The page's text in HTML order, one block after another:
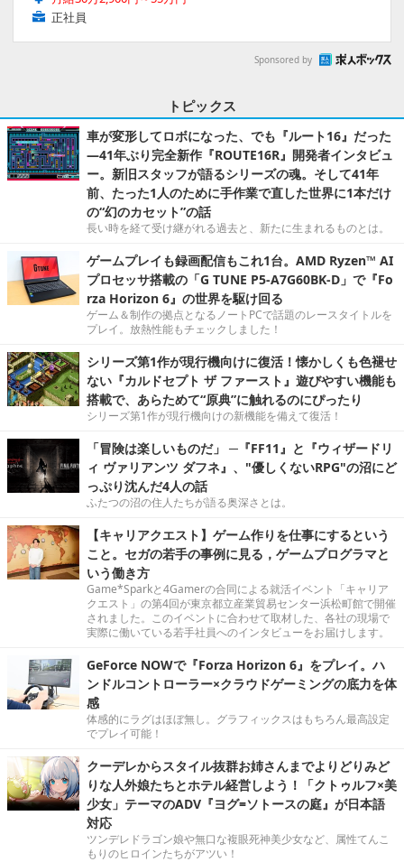
正社員
Sponsored by
トピックス
車が変形してロボになった、でも『ルート16』だった
―41年ぶり完全新作『ROUTE16R』開発者インタビュ
ー。新旧スタッフが語るシリーズの魂。そして41年
前、たった1人のために手作業で直した世界に1本だけ
の“幻のカセット”の話
長い時を経て受け継がれる過去と、新たに生まれるものとは。
ゲームプレイも録画配信もこれ1台。AMD Ryzen™ AI
プロセッサ搭載の「G TUNE P5-A7G60BK-D」で『Fo
rza Horizon 6』の世界を駆け回る
ゲーム＆制作の拠点となるノートPCで話題のレースタイトルを
プレイ。放熱性能もチェックしました！
シリーズ第1作が現行機向けに復活！懐かしくも色褪せ
ない『カルドセプト ザ ファースト』遊びやすい機能も
搭載で、あらためて“原典”に触れるのにぴったり
シリーズ第1作が現行機向けの新機能を備えて復活！
「冒険は楽しいものだ」 ─『FF11』と『ウィザードリ
ィ ヴァリアンツ ダフネ』、"優しくないRPG"の沼にど
っぷり沈んだ4人の話
ふたつの沼の住人たちが語る奥深さとは。
【キャリアクエスト】ゲーム作りを仕事にするという
こと。セガの若手の事例に見る，ゲームプログラマと
いう働き方
Game*Sparkと4Gamerの合同による就活イベント「キャリア
クエスト」の第4回が東京都立産業貿易センター浜松町館で開催
されました。このイベントに合わせて取材した、各社の現場で
実際に働いている若手社員へのインタビューをお届けします。
GeForce NOWで『Forza Horizon 6』をプレイ。ハ
ンドルコントローラー×クラウドゲーミングの底力を体
感
体感的にラグはほぼ無し。グラフィックスはもちろん最高設定
でプレイ可能！
クーデレからスタイル抜群お姉さんまでよりどりみど
りな人外娘たちとホテル経営しよう！「クトゥルフ×美
少女」テーマのADV『ヨグ=ソトースの庭』が日本語
対応
ツンデレドラゴン娘や無口な複眼死神美少女など、属性てんこ
もりのヒロインたちがアツい！